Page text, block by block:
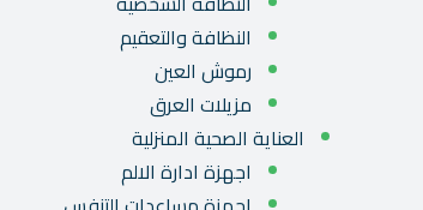
النظافة والتعقيم
رموش العين
مزيلات العرق
العناية الصحية المنزلية
اجهزة ادارة الالم